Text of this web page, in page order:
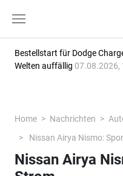
Bestellstart für Dodge
Welten auffällig 07.08.2026,
Home Nachrichten
Nissan Airya Nismo:
Nissan Airya